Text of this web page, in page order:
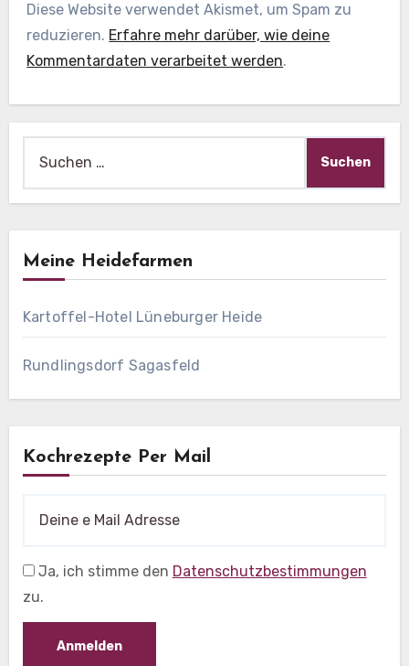
Diese Website verwendet Akismet, um Spam zu
reduzieren. Erfahre mehr darüber, wie deine
Kommentardaten verarbeitet werden.
nach:
Meine Heidefarmen
Kartoffel-Hotel Lüneburger Heide
Rundlingsdorf Sagasfeld
Kochrezepte Per Mail
Ja, ich stimme den Datenschutzbestimmungen
zu.